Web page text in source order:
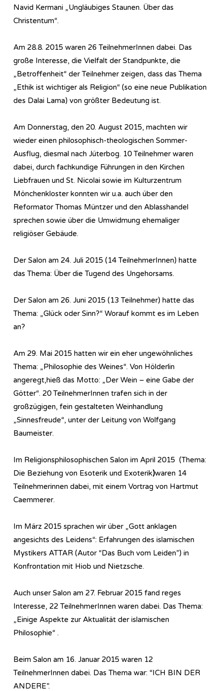
Navid Kermani „Ungläubiges Staunen. Über das
Christentum“.
Am 28.8. 2015 waren 26 TeilnehmerInnen dabei. Das
große Interesse, die Vielfalt der Standpunkte, die
„Betroffenheit“ der Teilnehmer zeigen, dass das Thema
„Ethik ist wichtiger als Religion“ (so eine neue Publikation
des Dalai Lama) von größter Bedeutung ist.
Am Donnerstag, den 20. August 2015, machten wir
wieder einen philosophisch-theologischen Sommer-
Ausflug, diesmal nach Jüterbog. 10 Teilnehmer waren
dabei, durch fachkundige Führungen in den Kirchen
Liebfrauen und St. Nicolai sowie im Kulturzentrum
Mönchenkloster konnten wir u.a. auch über den
Reformator Thomas Müntzer und den Ablasshandel
sprechen sowie über die Umwidmung ehemaliger
religiöser Gebäude.
Der Salon am 24. Juli 2015 (14 TeilnehmerInnen) hatte
das Thema: Über die Tugend des Ungehorsams.
Der Salon am 26. Juni 2015 (13 Teilnehmer) hatte das
Thema: „Glück oder Sinn?“ Worauf kommt es im Leben
an?
Am 29. Mai 2015 hatten wir ein eher ungewöhnliches
Thema: „Philosophie des Weines“. Von Hölderlin
angeregt,hieß das Motto: „Der Wein – eine Gabe der
Götter“. 20 TeilnehmerInnen trafen sich in der
großzügigen, fein gestalteten Weinhandlung
„Sinnesfreude“, unter der Leitung von Wolfgang
Baumeister.
Im Re­li­gi­ons­phi­lo­so­phi­sch­en Salon im April 2015 (Thema:
Die Beziehung von Esoterik und Exoterik)waren 14
Teilnehmerinnen dabei, mit einem Vortrag von Hartmut
Caemmerer.
Im März 2015 sprachen wir über „Gott anklagen
angesichts des Leidens“: Erfahrungen des islamischen
Mystikers ATTAR (Autor “Das Buch vom Leiden”) in
Konfrontation mit Hiob und Nietzsche.
Auch unser Salon am 27. Februar 2015 fand reges
Interesse, 22 TeilnehmerInnen waren dabei. Das Thema:
„Einige Aspekte zur Aktualität der islamischen
Philosophie“ .
Beim Salon am 16. Januar 2015 waren 12
TeilnehmerInnen dabei. Das Thema war: “ICH BIN DER
ANDERE”.